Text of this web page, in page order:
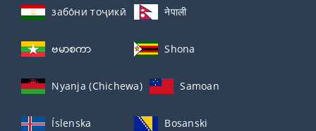
забо́ни тоҷикӣ́ नेपाली
ဗမာစကာ Shona
Nyanja (Chichewa) Samoan
Íslenska Bosanski